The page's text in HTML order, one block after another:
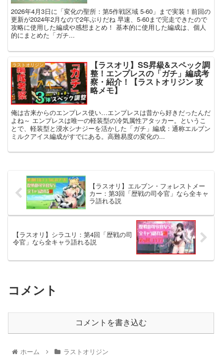
2026年4月3日に「変化の聖所：第5作戦区域 5-60」まで実装！前回の
更新が2024年2月なので2年ぶりだね 早速、5-60まで完走できたので
攻略に使用した編成や感想まとめ！ 基本的に使用した編成は、個人
的にまとめた「ガチ...
ラストオリジン 【ラスオリ】SS昇級&スペック調
整！エンプレスの「ガチ」編成考
察・紹介！【ラストオリジン 攻
略メモ】
俺は古来からのエンプレス使い…エンプレスは昔から好きだったんだ
よね～ エンプレスは唯一の軽装型の冷気属性アタッカー。というこ
とで、軽装型と浸水シナジーを活かした「ガチ」編成：通称エルブン
ミルクアイス編成がすでにある。高難易度の変化の...
【ラスオリ】エルブン・フォレストメー
カー：第3回「歴戦の司令官」なら全キャ
ラ語れる説
【ラスオリ】シラユリ：第4回「歴戦の司
令官」なら全キャラ語れる説
コメント
コメントを書き込む
ホーム ラストオリジン